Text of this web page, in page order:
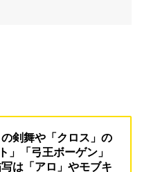
剣舞や「クロス」の
」「弓王ボーゲン」
は「アロ」やモブキ